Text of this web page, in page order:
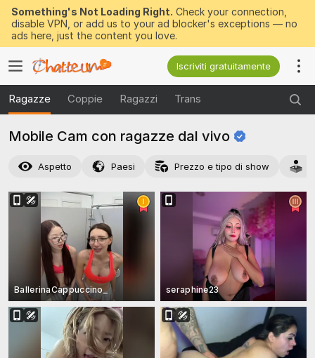
Something's Not Loading Right. Check your connection,
disable VPN, or add us to your ad blocker's exceptions — no
ads here, just the content you love.
Iscriviti gratuitamente
Ragazze Coppie Ragazzi Trans
Mobile Cam con ragazze dal vivo
Aspetto Paesi Prezzo e tipo di show
BallerinaCappuccino_ seraphine23